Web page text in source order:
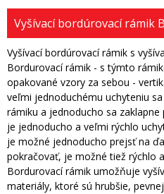
Vyšívací bordúrovací rámik
Vyšívací bordúrovací rámik s
Bordurovací rámik - s týmto
opakované vzory za sebou -
veľmi jednoduchému uchyteniu
rámiku a jednoducho sa
je jednoducho a veľmi rýchlo
je možné jednoducho prejsť na
pokračovať, je možné tiež rýchlo
Bordurovací rámik umožňuje
materiály, ktoré sú hrubšie,